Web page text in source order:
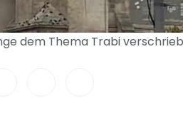
dem Thema Trabi